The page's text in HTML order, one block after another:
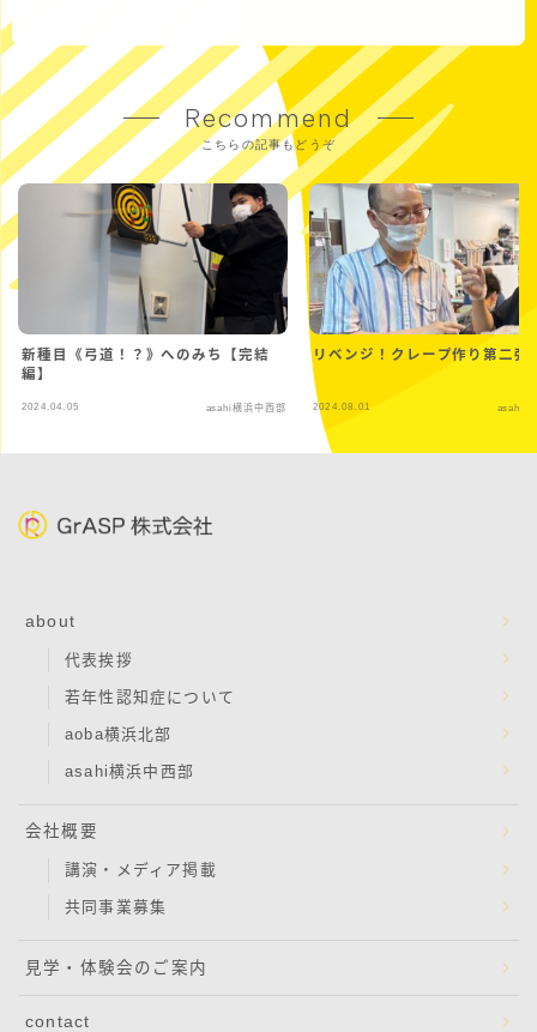
Recommend
こちらの記事もどうぞ
新種目《弓道！？》へのみち【完結
編】
2024.04.05 asahi横浜中西部
リベンジ！クレープ作り第二弾
2024.08.01 asahi横
about
代表挨拶
若年性認知症について
aoba横浜北部
asahi横浜中西部
会社概要
講演・メディア掲載
共同事業募集
見学・体験会のご案内
contact